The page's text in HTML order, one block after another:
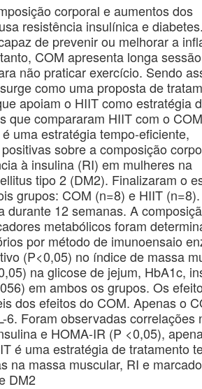
corporal e aumentos dos
resistência insulínica e
de prevenir ou melhorar a
COM apresenta longa
não praticar exercício. Sendo
como uma proposta de
apoiam o HIIT como estratégia
que compararam HIIT com o
uma estratégia tempo-eficiente,
sobre a composição
à insulina (RI) em mulheres na
tipo 2 (DM2). Finalizaram o
grupos: COM (n=8) e HIIT
durante 12 semanas. A
metabólicos foram
por método de imunoensaio
(P<0,05) no índice de massa
na glicose de jejum, HbA1c,
em ambos os grupos. Os
dos efeitos do COM. Apenas o
Foram observadas correlações
e HOMA-IR (P <0,05),
é uma estratégia de tratamento
na massa muscular, RI e
DM2